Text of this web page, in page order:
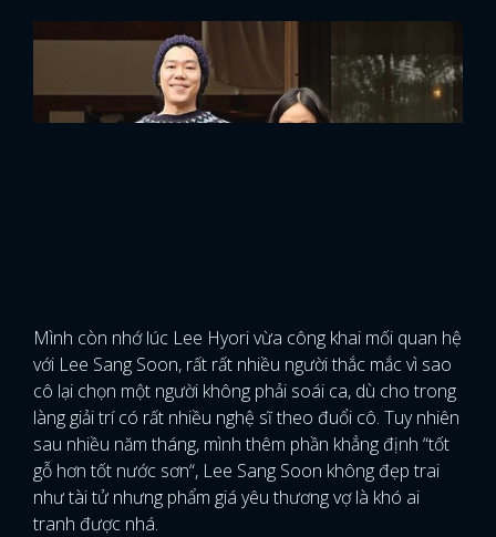
Mình còn nhớ lúc Lee Hyori vừa công khai mối quan hệ
với Lee Sang Soon, rất rất nhiều người thắc mắc vì sao
cô lại chọn một người không phải soái ca, dù cho trong
làng giải trí có rất nhiều nghệ sĩ theo đuổi cô. Tuy nhiên
sau nhiều năm tháng, mình thêm phần khẳng định “tốt
gỗ hơn tốt nước sơn“, Lee Sang Soon không đẹp trai
như tài tử nhưng phẩm giá yêu thương vợ là khó ai
tranh được nhá.